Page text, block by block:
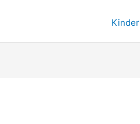
Kinder